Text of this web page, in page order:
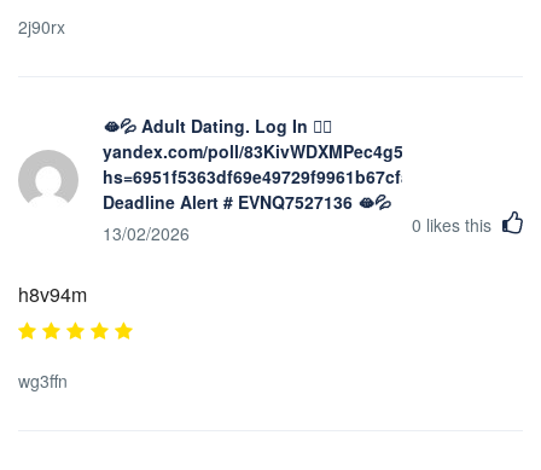
2j90rx
🫦💦 Adult Dating. Log In 👉🏿
yandex.com/poll/83KivWDXMPec4g5zdPdmjT?
hs=6951f5363df69e49729f9961b67cfad4&
Deadline Alert # EVNQ7527136 🫦💦
13/02/2026
0 likes this
h8v94m
wg3ffn